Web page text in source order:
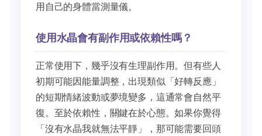
用自己的身體當測量儀。
使用水晶會有副作用或依賴性嗎？
正常使用下，幾乎沒有生理副作用。但有些人
初期可能因能量調整，出現類似「好轉反應」
的短期情緒波動或夢境變多，這通常會自然平
復。至於依賴性，關鍵在於心態。如果你覺得
「沒有水晶我就無法平靜」，那可能需要回頭